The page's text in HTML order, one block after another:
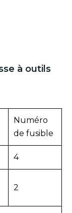
à outils
Numéro
de fusible
4
2